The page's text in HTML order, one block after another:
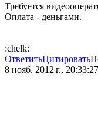
Требуется
Оплата - деньгами.
:chelk:
ОтветитьЦитировать
8 нояб. 2012 г., 20:33:27